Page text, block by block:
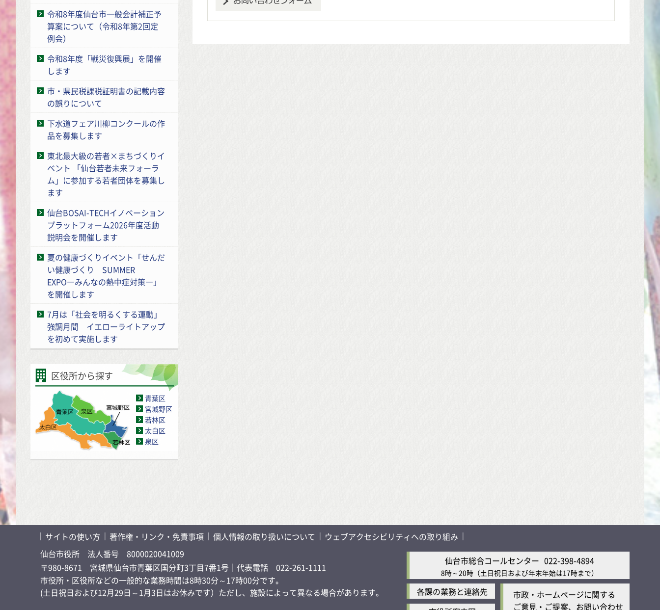
令和8年度仙台市一般会計補正予
算案について（令和8年第2回定
例会）
令和8年度「戦災復興展」を開催
します
市・県民税課税証明書の記載内容
の誤りについて
下水道フェア川柳コンクールの作
品を募集します
東北最大級の若者×まちづくりイ
ベント 「仙台若者未来フォーラ
ム」に参加する若者団体を募集し
ます
仙台BOSAI-TECHイノベーション
プラットフォーム2026年度活動
説明会を開催します
夏の健康づくりイベント「せんだ
い健康づくり SUMMER
EXPO―みんなの熱中症対策―」
を開催します
7月は「社会を明るくする運動」
強調月間 イエローライトアップ
を初めて実施します
区役所から探す
青葉区
宮城野区
若林区
太白区
泉区
サイトの使い方 著作権・リンク・免責事項 個人情報の取り扱いについて
ウェブアクセシビリティへの取り組み
仙台市役所 法人番号 8000020041009
〒980-8671 宮城県仙台市青葉区国分町3丁目7番1号 ｜代表電話 022-261-1111
市役所・区役所などの一般的な業務時間は8時30分～17時00分です。
(土日祝日および12月29日～1月3日はお休みです）ただし、施設によって異なる場合があります。
仙台市総合コールセンター 022-398-4894
8時～20時 （土日祝日および年末年始は17時まで）
各課の業務と連絡先
市政・ホームページに関する
ご意見・ご提案、お問い合わせ